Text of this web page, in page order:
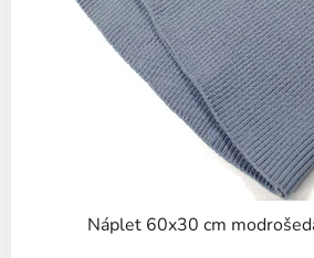
Náplet 60x30 cm